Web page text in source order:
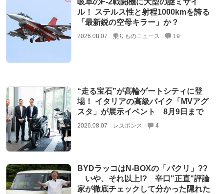
岐阜のF-2戦闘機に大型の謎ミサイ
ル！ ステルス性と射程1000kmを誇る
「最新鋭の空母キラー」か？
2026.08.07 乗りものニュース 19
“走る宝石”が高輪ゲートシティに登
場！ イタリアの高級バイク「MVアグ
スタ」が展示イベント 8月9日まで
2026.08.07 レスポンス 4
BYDラッコはN-BOXの「パクリ」??
いや、それ以上!? 辛口"正直"評論
家が徹底チェックして分かった隠れた